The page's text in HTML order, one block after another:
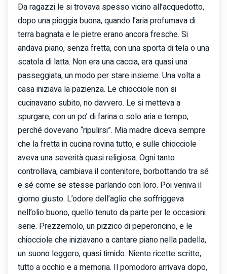
Da ragazzi le si trovava spesso vicino all’acquedotto,
dopo una pioggia buona, quando l’aria profumava di
terra bagnata e le pietre erano ancora fresche. Si
andava piano, senza fretta, con una sporta di tela o una
scatola di latta. Non era una caccia, era quasi una
passeggiata, un modo per stare insieme. Una volta a
casa iniziava la pazienza. Le chiocciole non si
cucinavano subito, no davvero. Le si metteva a
spurgare, con un po’ di farina o solo aria e tempo,
perché dovevano “ripulirsi”. Mia madre diceva sempre
che la fretta in cucina rovina tutto, e sulle chiocciole
aveva una severità quasi religiosa. Ogni tanto
controllava, cambiava il contenitore, borbottando tra sé
e sé come se stesse parlando con loro. Poi veniva il
giorno giusto. L’odore dell’aglio che soffriggeva
nell’olio buono, quello tenuto da parte per le occasioni
serie. Prezzemolo, un pizzico di peperoncino, e le
chiocciole che iniziavano a cantare piano nella padella,
un suono leggero, quasi timido. Niente ricette scritte,
tutto a occhio e a memoria. Il pomodoro arrivava dopo,